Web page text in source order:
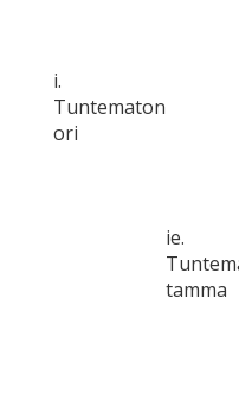
i.
Tuntematon
ori
ie.
tamma